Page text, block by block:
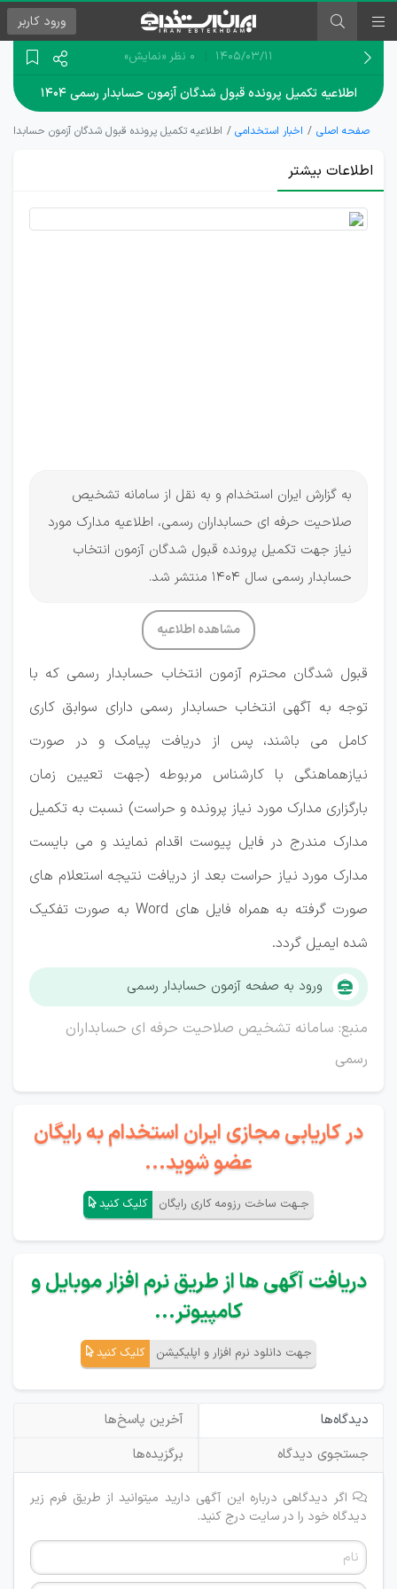
ورود کاربر
۱۴۰۵/۰۳/۱۱ 0 نظر «نمایش»
اطلاعیه تکمیل پرونده قبول شدگان آزمون حسابدار رسمی ۱۴۰۴
صفحه اصلی اخبار استخدامی اطلاعیه تکمیل پرونده قبول شدگان آزمون حسابدار
اطلاعات بیشتر
مدارک
به گزارش ایران استخدام و به نقل از سامانه تشخیص
صلاحیت حرفه ای حسابداران رسمی، اطلاعیه مدارک مورد
نیاز جهت تکمیل پرونده قبول شدگان آزمون انتخاب
حسابدار رسمی سال 1404 منتشر شد.
مشاهده اطلاعیه
قبول شدگان محترم آزمون انتخاب حسابدار رسمی که با
توجه به آگهی انتخاب حسابدار رسمی دارای سوابق کاری
کامل می باشند، پس از دریافت پیامک و در صورت
نیازهماهنگی با کارشناس مربوطه (جهت تعیین زمان
بارگزاری مدارک مورد نیاز پرونده و حراست) نسبت به تکمیل
مدارک مندرج در فایل پیوست اقدام نمایند و می بایست
مدارک مورد نیاز حراست بعد از دریافت نتیجه استعلام های
صورت گرفته به همراه فایل های Word به صورت تفکیک
شده ایمیل گردد.
ورود به صفحه آزمون حسابدار رسمی
منبع: سامانه تشخیص صلاحیت حرفه ای حسابداران
رسمی
در کاریابی مجازی ایران استخدام به رایگان
عضو شوید...
جـهت ساخت رزومه کاری رایگان کلیک کنید
دریافت آگهی ها از طریق نرم افزار موبایل و
کامپیوتر...
جهت دانلود نرم افزار و اپلیکیشن کلیک کنید
دیدگاه‌ها
آخرین پاسخ‌ها
جستجوی دیدگاه
برگزیده‌ها
اگر دیدگاهی درباره این آگهی دارید میتوانید از طریق فرم زیر
دیدگاه خود را در سایت درج کنید.